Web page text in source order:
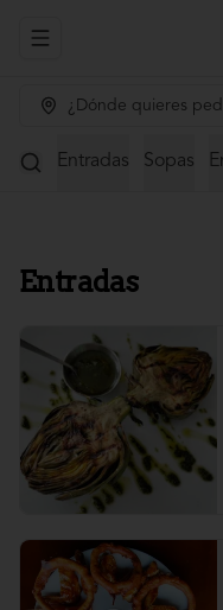
Abrir menu de
¿Dónde quieres
Entradas Sopas
Entradas